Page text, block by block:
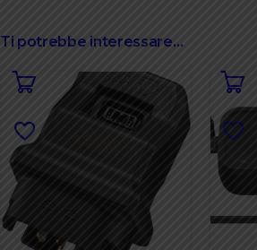
525,00€.
472,50€.
Ti potrebbe interessare…